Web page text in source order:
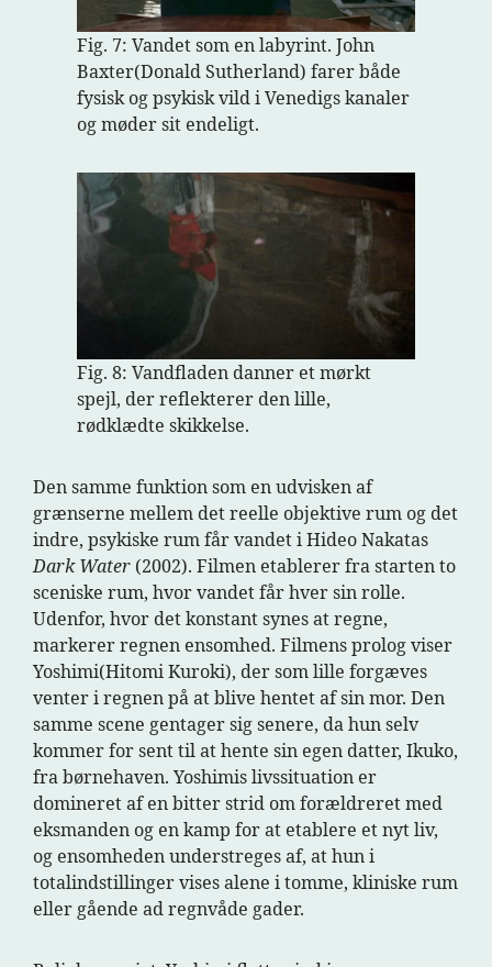
Fig. 7: Vandet som en labyrint. John
Baxter(Donald Sutherland) farer både
fysisk og psykisk vild i Venedigs kanaler
og møder sit endeligt.
Fig. 8: Vandfladen danner et mørkt
spejl, der reflekterer den lille,
rødklædte skikkelse.
Den samme funktion som en udvisken af
grænserne mellem det reelle objektive rum og det
indre, psykiske rum får vandet i Hideo Nakatas
Dark Water (2002). Filmen etablerer fra starten to
sceniske rum, hvor vandet får hver sin rolle.
Udenfor, hvor det konstant synes at regne,
markerer regnen ensomhed. Filmens prolog viser
Yoshimi(Hitomi Kuroki), der som lille forgæves
venter i regnen på at blive hentet af sin mor. Den
samme scene gentager sig senere, da hun selv
kommer for sent til at hente sin egen datter, Ikuko,
fra børnehaven. Yoshimis livssituation er
domineret af en bitter strid om forældreret med
eksmanden og en kamp for at etablere et nyt liv,
og ensomheden understreges af, at hun i
totalindstillinger vises alene i tomme, kliniske rum
eller gående ad regnvåde gader.